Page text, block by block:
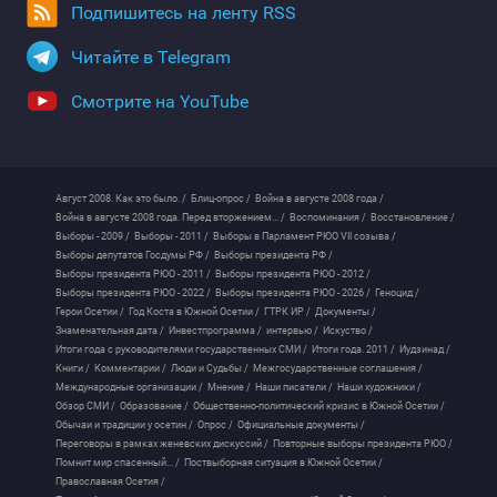
Подпишитесь на ленту RSS
Читайте в Telegram
Смотрите на YouTube
Август 2008. Как это было. / Блиц-опрос / Война в августе 2008 года /
Война в августе 2008 года. Перед вторжением... / Воспоминания / Восстановление /
Выборы - 2009 / Выборы - 2011 / Выборы в Парламент РЮО VII созыва /
Выборы депутатов Госдумы РФ / Выборы президента РФ /
Выборы президента РЮО - 2011 / Выборы президента РЮО - 2012 /
Выборы президента РЮО - 2022 / Выборы президента РЮО - 2026 / Геноцид /
Герои Осетии / Год Коста в Южной Осетии / ГТРК ИР / Документы /
Знаменательная дата / Инвестпрограмма / интервью / Искуство /
Итоги года с руководителями государственных СМИ / Итоги года. 2011 / Иудзинад /
Книги / Комментарии / Люди и Судьбы / Межгосударственные соглашения /
Международные организации / Мнение / Наши писатели / Наши художники /
Обзор СМИ / Образование / Общественно-политический кризис в Южной Осетии /
Обычаи и традиции у осетин / Опрос / Официальные документы /
Переговоры в рамках женевских дискуссий / Повторные выборы президента РЮО /
Помнит мир спасенный... / Поствыборная ситуация в Южной Осетии /
Православная Осетия /